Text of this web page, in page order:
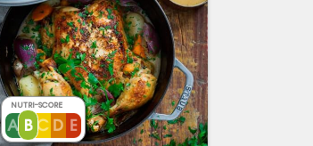
NUTRI-SCORE